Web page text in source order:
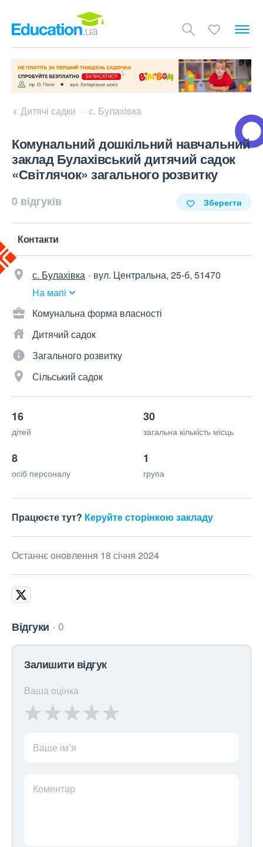
Дитячі садки с. Булахівка
Комунальний дошкільний навчальний
заклад Булахівський дитячий садок
«Світлячок» загального розвитку
0 відгуків Зберегти
Контакти
с. Булахівка
вул. Центральна, 25-б, 51470
На мапі
Комунальна форма власності
Дитячий садок
Загального розвитку
Сільський садок
16
дітей
30
загальна кількість місць
8
осіб персоналу
1
група
Працюєте тут? Керуйте сторінкою закладу
Останнє оновлення 18 січня 2024
Відгуки 0
Залишити відгук
Ваша оцінка
Ваше ім’я
Коментар